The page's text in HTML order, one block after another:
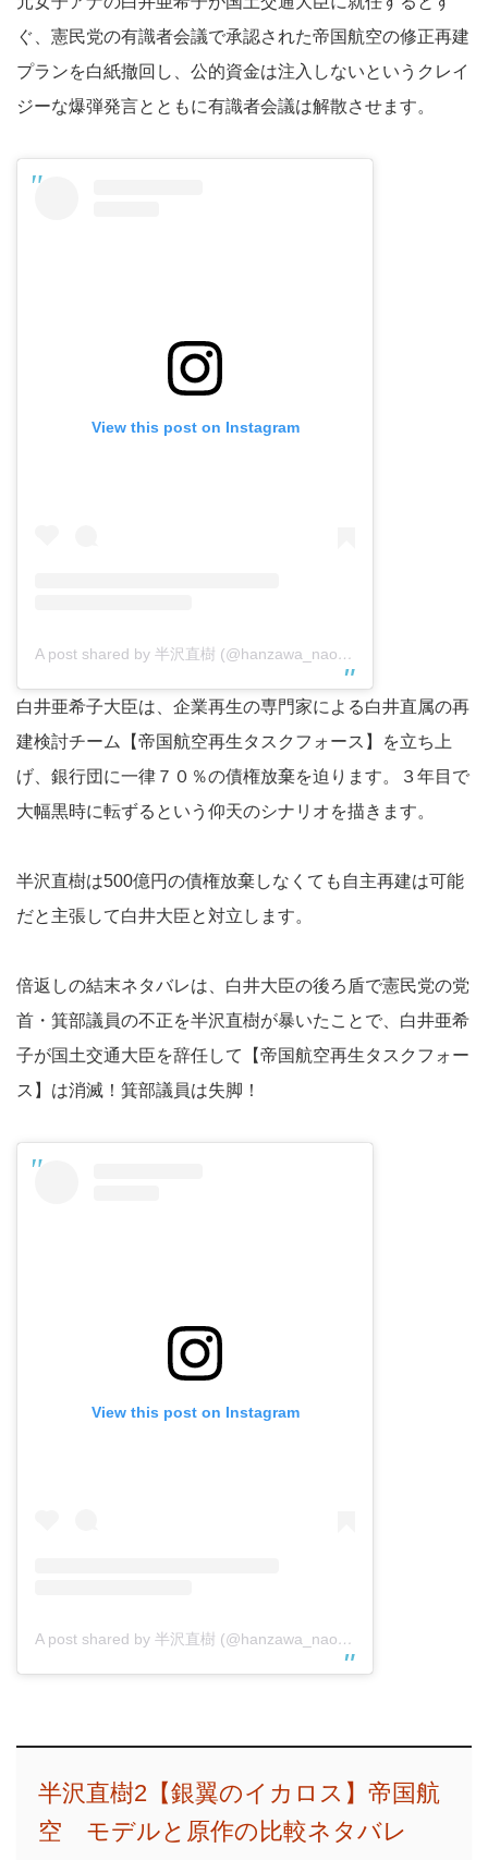
ぐ、憲民党の有識者会議で承認された帝国航空の修正再建
プランを白紙撤回し、公的資金は注入しないというクレイ
ジーな爆弾発言とともに有識者会議は解散させます。
View this post on Instagram
A post shared by 半沢直樹 (@hanzawa_naoki_tbs)
白井亜希子大臣は、企業再生の専門家による白井直属の再
建検討チーム【帝国航空再生タスクフォース】を立ち上
げ、銀行団に一律７０％の債権放棄を迫ります。３年目で
大幅黒時に転ずるという仰天のシナリオを描きます。
半沢直樹は500億円の債権放棄しなくても自主再建は可能
だと主張して白井大臣と対立します。
倍返しの結末ネタバレは、白井大臣の後ろ盾で憲民党の党
首・箕部議員の不正を半沢直樹が暴いたことで、白井亜希
子が国土交通大臣を辞任して【帝国航空再生タスクフォー
ス】は消滅！箕部議員は失脚！
View this post on Instagram
A post shared by 半沢直樹 (@hanzawa_naoki_tbs)
半沢直樹2【銀翼のイカロス】帝国航
空 モデルと原作の比較ネタバレ